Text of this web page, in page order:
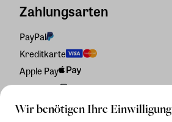
Wir benötigen Ihre Einwilligung
Zahlungsarten
PayPal
Kreditkarte
Apple Pay
Rechnung